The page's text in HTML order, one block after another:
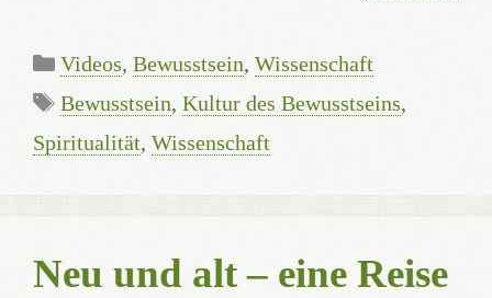
Categories
Videos, Bewusstsein, Wissenschaft
Tags
Bewusstsein, Kultur des Bewusstseins,
Spiritualität, Wissenschaft
Neu und alt – eine Reise